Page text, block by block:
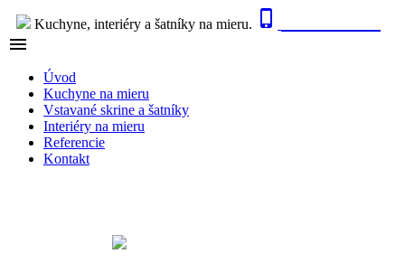
Kuchyne, interiéry a šatníky na mieru. 

Úvod
Kuchyne na mieru
Vstavané skrine a šatníky
Interiéry na mieru
Referencie
Kontakt